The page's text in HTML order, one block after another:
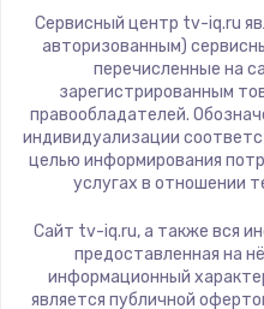
Замена
Сервисный центр tv-iq.ru
авторизованным)
перечисленные на
зарегистрированным
правообладателей.
индивидуализации
целью информирования
услугах в отношении
Сайт tv-iq.ru, а также вся
предоставленная на
информационный
является публичной